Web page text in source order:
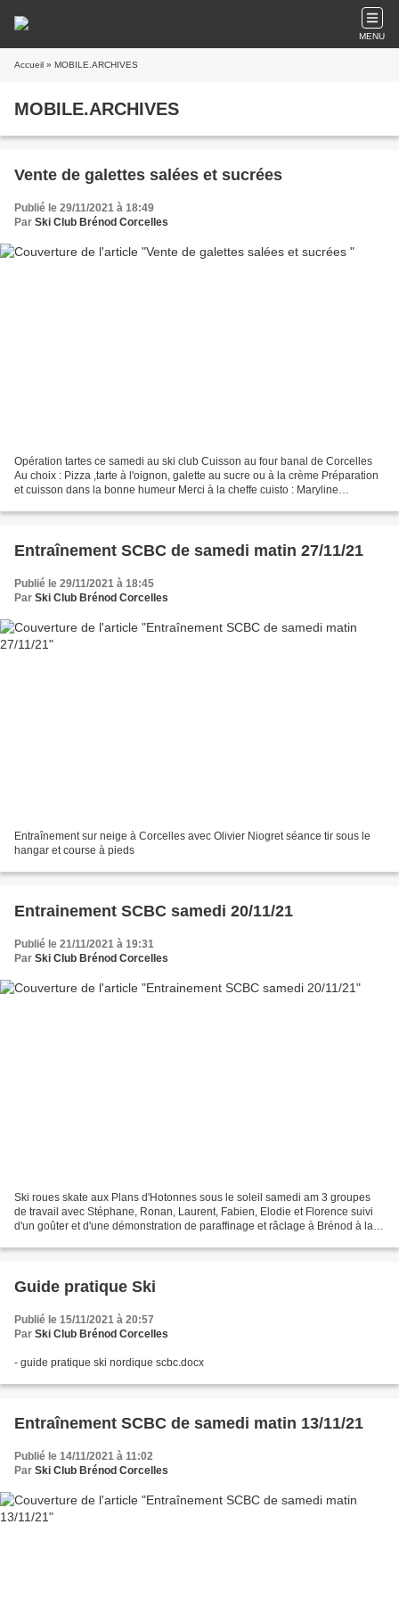
MENU
Accueil » MOBILE.ARCHIVES
MOBILE.ARCHIVES
Vente de galettes salées et sucrées
Publié le 29/11/2021 à 18:49
Par Ski Club Brénod Corcelles
Opération tartes ce samedi au ski club Cuisson au four banal de Corcelles
Au choix : Pizza ,tarte à l'oignon, galette au sucre ou à la crème Préparation
et cuisson dans la bonne humeur Merci à la cheffe cuisto : Maryline
Entraînement SCBC de samedi matin 27/11/21
Publié le 29/11/2021 à 18:45
Par Ski Club Brénod Corcelles
Entraînement sur neige à Corcelles avec Olivier Niogret séance tir sous le
hangar et course à pieds
Entrainement SCBC samedi 20/11/21
Publié le 21/11/2021 à 19:31
Par Ski Club Brénod Corcelles
Ski roues skate aux Plans d'Hotonnes sous le soleil samedi am 3 groupes
de travail avec Stéphane, Ronan, Laurent, Fabien, Elodie et Florence suivi
d'un goûter et d'une démonstration de paraffinage et râclage à Brénod à la
Guide pratique Ski
Publié le 15/11/2021 à 20:57
Par Ski Club Brénod Corcelles
- guide pratique ski nordique scbc.docx
Entraînement SCBC de samedi matin 13/11/21
Publié le 14/11/2021 à 11:02
Par Ski Club Brénod Corcelles